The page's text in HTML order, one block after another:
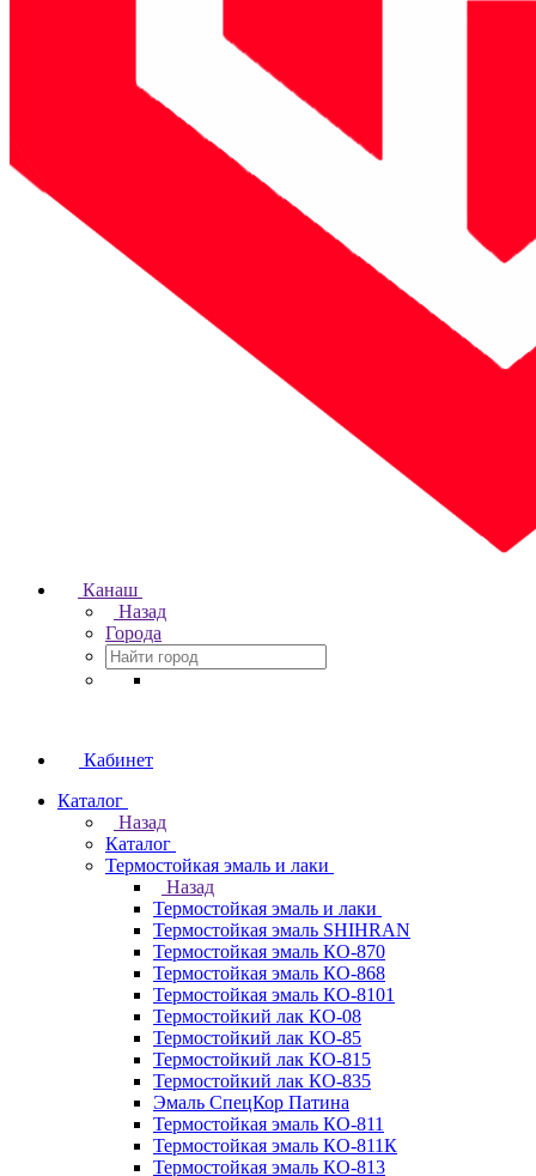
Канаш
Назад
Города
Кабинет
Каталог
Назад
Каталог
Термостойкая эмаль и лаки
Назад
Термостойкая эмаль и лаки
Термостойкая эмаль SHIHRAN
Термостойкая эмаль КО-870
Термостойкая эмаль КО-868
Термостойкая эмаль КО-8101
Термостойкий лак КО-08
Термостойкий лак КО-85
Термостойкий лак КО-815
Термостойкий лак КО-835
Эмаль СпецКор Патина
Термостойкая эмаль КО-811
Термостойкая эмаль КО-811К
Термостойкая эмаль КО-813